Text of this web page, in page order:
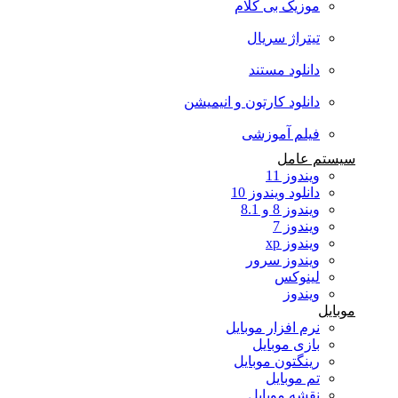
موزیک بی کلام
تیتراژ سریال
دانلود مستند
دانلود کارتون و انیمیشن
فیلم آموزشی
سیستم عامل
ویندوز 11
دانلود ویندوز 10
ویندوز 8 و 8.1
ویندوز 7
ویندوز xp
ویندوز سرور
لینوکس
ویندوز
نرم افزار موبایل
بازی موبایل
رینگتون موبایل
تم موبایل
نقشه موبایل